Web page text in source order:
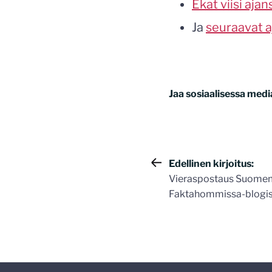
Ekat viisi
Ja seuraavat
Jaa sosiaalisessa
Artikkelien
selaus
Edellinen kirjoitus:
Vieraspostaus
Faktahommissa-